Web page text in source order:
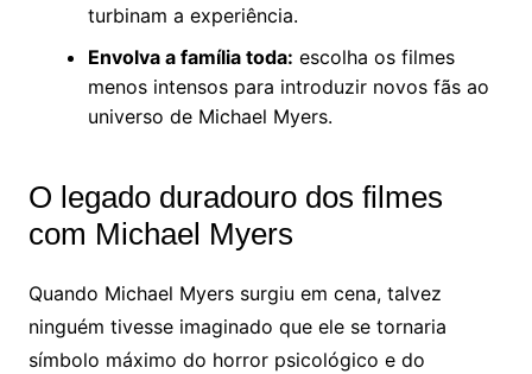
turbinam a experiência.
Envolva a família toda: escolha os filmes
menos intensos para introduzir novos fãs ao
universo de Michael Myers.
O legado duradouro dos filmes
com Michael Myers
Quando Michael Myers surgiu em cena, talvez
ninguém tivesse imaginado que ele se tornaria
símbolo máximo do horror psicológico e do